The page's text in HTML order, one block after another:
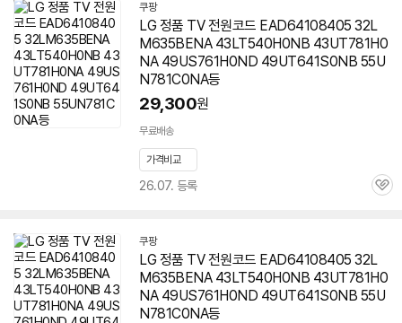
쿠팡
LG 정품 TV 전원코드 EAD64108405 32L
M635BENA 43LT540H0NB 43UT781H0
NA 49US761H0ND 49UT641S0NB 55U
N781C0NA등
29,300원
무료배송
가격비교
26.07. 등록
관
쿠팡
LG 정품 TV 전원코드 EAD64108405 32L
M635BENA 43LT540H0NB 43UT781H0
NA 49US761H0ND 49UT641S0NB 55U
N781C0NA등